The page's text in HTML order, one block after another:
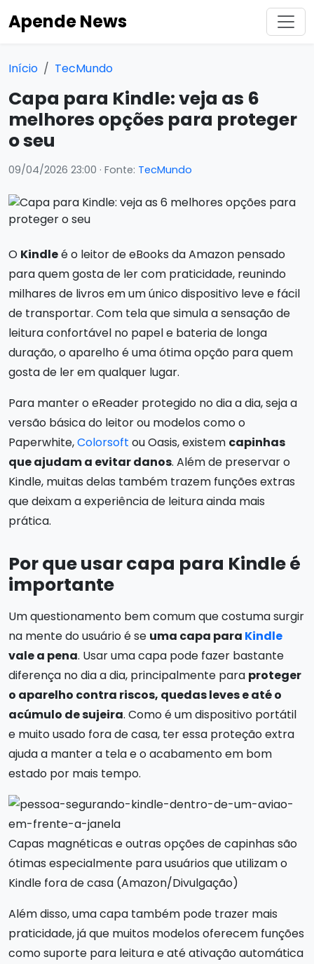
Apende News
Início TecMundo
Capa para Kindle: veja as 6
melhores opções para proteger
o seu
09/04/2026 23:00 · Fonte: TecMundo
O Kindleé o leitor de eBooks da Amazon pensado
para quem gosta de ler com praticidade, reunindo
milhares de livros em um único dispositivo leve e fácil
de transportar. Com tela que simula a sensação de
leitura confortável no papel e bateria de longa
duração, o aparelho é uma ótima opção para quem
gosta de ler em qualquer lugar.
Para manter o eReader protegido no dia a dia, seja a
versão básica do leitor ou modelos como o
Paperwhite,Colorsoft ou Oasis, existem capinhas
que ajudam a evitar danos. Além de preservar o
Kindle, muitas delas também trazem funções extras
que deixam a experiência de leitura ainda mais
prática.
Por que usar capa para Kindle é
importante
Um questionamento bem comum que costuma surgir
na mente do usuário é se uma capa para Kindle
vale a pena. Usar uma capa pode fazer bastante
diferença no dia a dia, principalmente para proteger
o aparelho contra riscos, quedas leves e até o
acúmulo de sujeira. Como é um dispositivo portátil
e muito usado fora de casa, ter essa proteção extra
ajuda a manter a tela e o acabamento em bom
estado por mais tempo.
Capas magnéticas e outras opções de capinhas são
ótimas especialmente para usuários que utilizam o
Kindle fora de casa (Amazon/Divulgação)
Além disso, uma capa também pode trazer mais
praticidade, já que muitos modelos oferecem funções
como suporte para leitura e até ativação automática